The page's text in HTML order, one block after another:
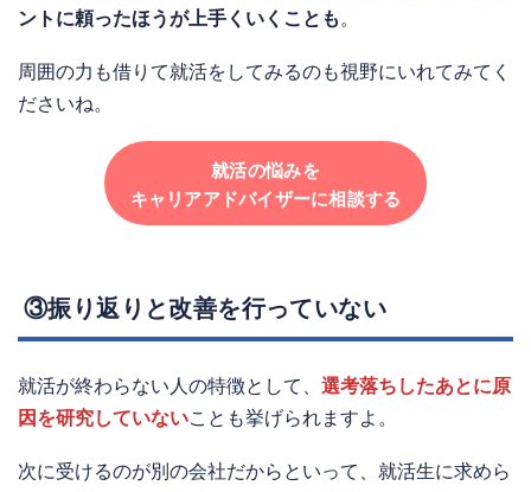
ントに頼ったほうが上手くいくことも 。
周囲の力も借りて就活をしてみるのも視野にいれてみてく
ださいね。
就活の悩みを
キャリアアドバイザーに相談する
③振り返りと改善を行っていない
就活が終わらない人の特徴として、 選考落ちしたあとに原
因を研究していないことも挙げられますよ。
次に受けるのが別の会社だからといって、就活生に求めら